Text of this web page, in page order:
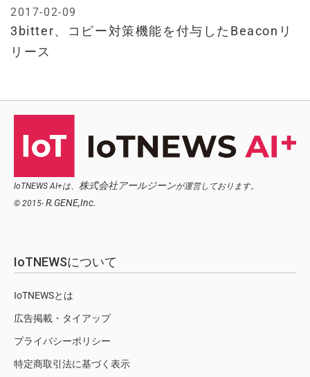
3bitter、コピー対策機能を付与したBeaconリ
リース
2017-02-09
IoTNEWS AI+は、 株式会社アールジーンが運営しております。
© 2015- R.GENE,Inc.
IoTNEWSについて
IoTNEWSとは
広告掲載・タイアップ
プライバシーポリシー
特定商取引法に基づく表示